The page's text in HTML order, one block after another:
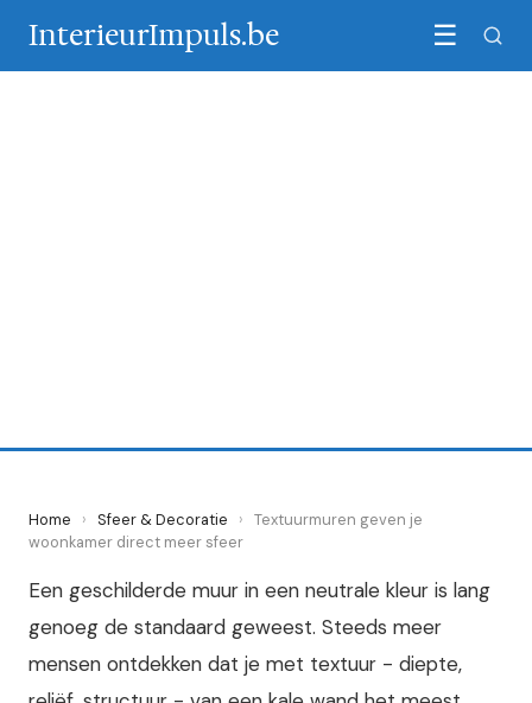
InterieurImpuls.be ☰
Home › Sfeer & Decoratie › Textuurmuren geven je
woonkamer direct meer sfeer
Een geschilderde muur in een neutrale kleur is lang
genoeg de standaard geweest. Steeds meer
mensen ontdekken dat je met textuur - diepte,